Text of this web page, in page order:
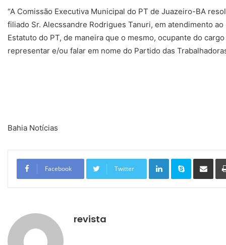
“A Comissão Executiva Municipal do PT de Juazeiro-BA
filiado Sr. Alecssandre Rodrigues Tanuri, em atendimento
Estatuto do PT, de maneira que o mesmo, ocupante do
representar e/ou falar em nome do Partido das
Bahia Notícias
Facebook Twitter
Linkedin Skype
revista